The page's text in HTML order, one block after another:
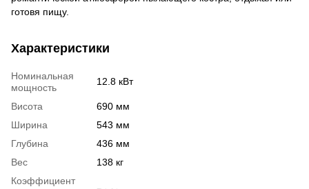
готовя пищу.
Характеристики
Номинальная
мощность
12.8 кВт
Висота
690 мм
Ширина
543 мм
Глубина
436 мм
Вес
138 кг
Коэффициент